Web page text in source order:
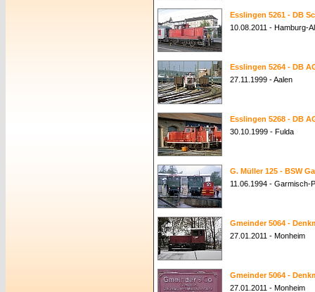
Esslingen 5261 - DB
10.08.2011 - Hamburg-
Esslingen 5264 - DB
27.11.1999 - Aalen
Esslingen 5268 - DB
30.10.1999 - Fulda
G. Müller 125 - BSW
11.06.1994 - Garmisch-
Gmeinder 5064 -
27.01.2011 - Monheim
Gmeinder 5064 -
27.01.2011 - Monheim